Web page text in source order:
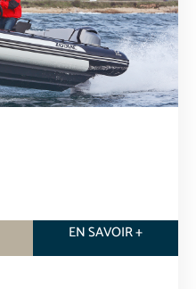
EN SAVOIR +